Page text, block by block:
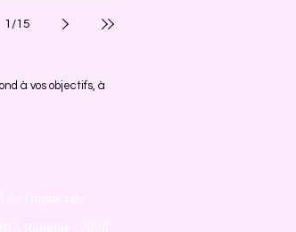
1 /15
à vos objectifs, à